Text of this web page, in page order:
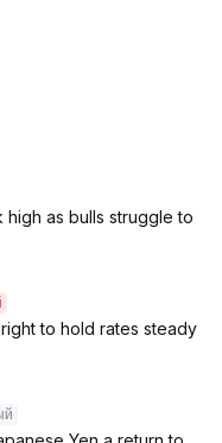
as bulls struggle to
to hold rates steady